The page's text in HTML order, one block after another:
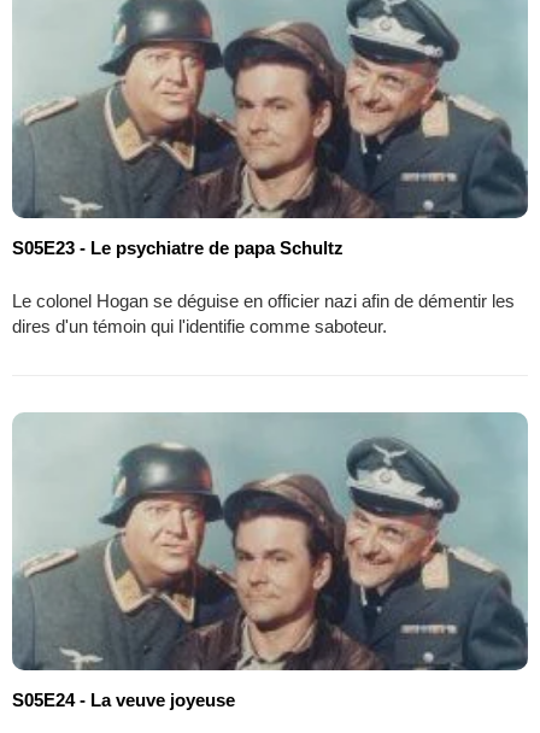
S05E23 - Le psychiatre de papa Schultz
Le colonel Hogan se déguise en officier nazi afin de démentir les
dires d'un témoin qui l'identifie comme saboteur.
S05E24 - La veuve joyeuse